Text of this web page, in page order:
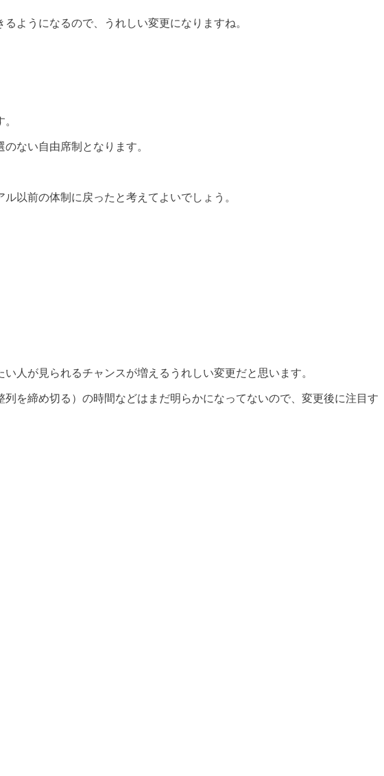
ようになるので、うれしい変更になりますね。
ない自由席制となります。
以前の体制に戻ったと考えてよいでしょう。
人が見られるチャンスが増えるうれしい変更だと思います。
を締め切る）の時間などはまだ明らかになってないので、変更後に注目す